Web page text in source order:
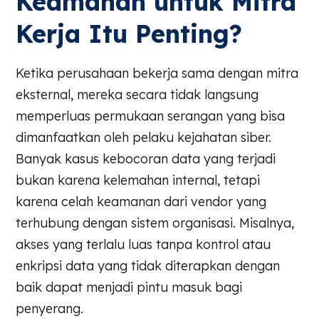
Kerja Itu Penting?
Ketika perusahaan bekerja sama dengan mitra
eksternal, mereka secara tidak langsung
memperluas permukaan serangan yang bisa
dimanfaatkan oleh pelaku kejahatan siber.
Banyak kasus kebocoran data yang terjadi
bukan karena kelemahan internal, tetapi
karena celah keamanan dari vendor yang
terhubung dengan sistem organisasi. Misalnya,
akses yang terlalu luas tanpa kontrol atau
enkripsi data yang tidak diterapkan dengan
baik dapat menjadi pintu masuk bagi
penyerang.